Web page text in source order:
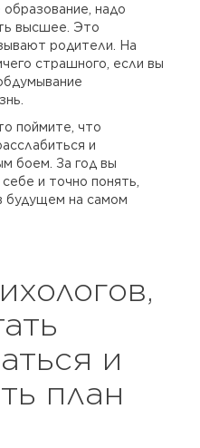
надо
высшее. Это
родители. На
страшного, если вы
поймите, что
и
боем. За год вы
и точно понять,
будущем на самом
и
план